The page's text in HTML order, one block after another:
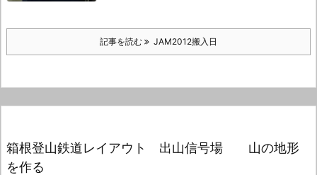
記事を読む JAM2012搬入日
箱根登山鉄道レイアウト 出山信号場 山の地形
を作る